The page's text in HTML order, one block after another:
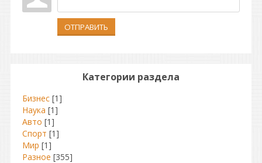
ОТПРАВИТЬ
Категории раздела
Бизнес [1]
Наука [1]
Авто [1]
Спорт [1]
Мир [1]
Разное [355]